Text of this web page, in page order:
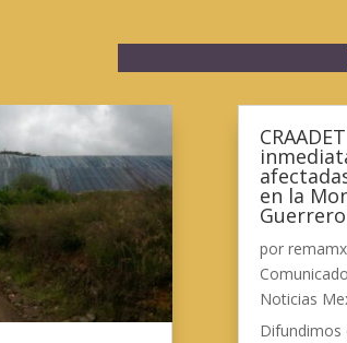
en la
Guerrero
por
Noticias
Difundimos